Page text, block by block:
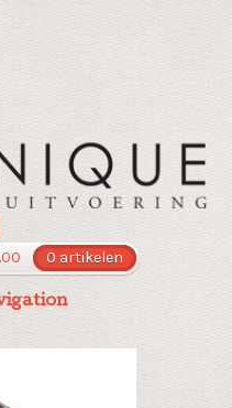
0 artikelen